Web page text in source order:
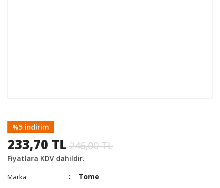
%5 indirim
233,70 TL 246,00 TL
Fiyatlara KDV dahildir.
Marka Tome